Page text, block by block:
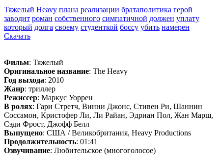
Тяжелый Heavy плана реализации братаполитика герой
заводит роман собственного симпатичной должен уплату
который долга своему студенткой боссу убить намерен
Скачать
Фильм: Тяжелый
Оригинальное название: The Heavy
Год выхода: 2010
Жанр: триллер
Режиссер: Маркус Уоррен
В ролях: Гари Стретч, Винни Джонс, Стивен Ри, Шаннин
Соссамон, Кристофер Ли, Ли Райан, Эдриан Пол, Жан Марш,
Сэди Фрост, Джофф Белл
Выпущено: США / Великобритания, Heavy Productions
Продолжительность: 01:41
Озвучивание: Любительское (многоголосое)